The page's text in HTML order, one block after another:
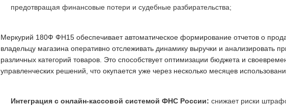
предотвращая финансовые потери и судебные разбирательства;
Меркурий 180Ф ФН15 обеспечивает автоматическое формирование отчетов о
владельцу магазина оперативно отслеживать динамику выручки и анализировать
различных категорий товаров. Это способствует оптимизации бюджета и
управленческих решений, что окупается уже через несколько месяцев
Интеграция с онлайн-кассовой системой ФНС России: снижает риски